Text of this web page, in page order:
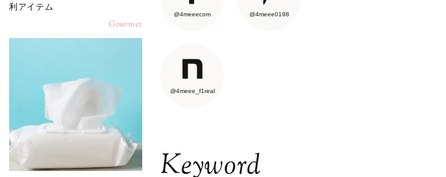
利アイテム
Gourmet
@4meeecom @4meee0198
@4meee_f1real
Keyword